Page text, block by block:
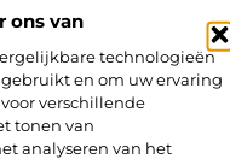
ons van
technologieën
en om uw ervaring
verschillende
tonen van
analyseren van het
Wat doet
slotenmaker
bij een
afgebroken
sleutel?